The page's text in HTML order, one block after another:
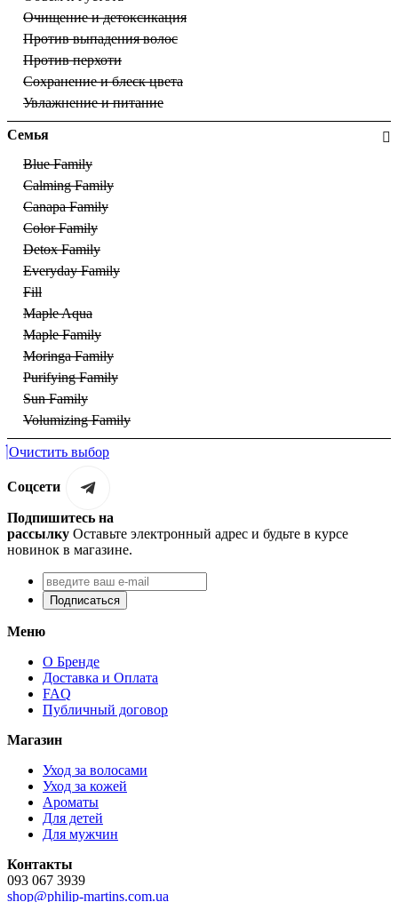
Очищение и детоксикация
Против выпадения волос
Против перхоти
Сохранение и блеск цвета
Увлажнение и питание
Семья
Blue Family
Calming Family
Canapa Family
Color Family
Detox Family
Everyday Family
Fill
Maple Aqua
Maple Family
Moringa Family
Purifying Family
Sun Family
Volumizing Family
Очистить выбор
Соцсети
Подпишитесь на
рассылку Оставьте электронный адрес и будьте в курсе
новинок в магазине.
Подписаться
Меню
О Бренде
Доставка и Оплата
FAQ
Публичный договор
Магазин
Уход за волосами
Уход за кожей
Ароматы
Для детей
Для мужчин
Контакты
093 067 3939
shop@philip-martins.com.ua